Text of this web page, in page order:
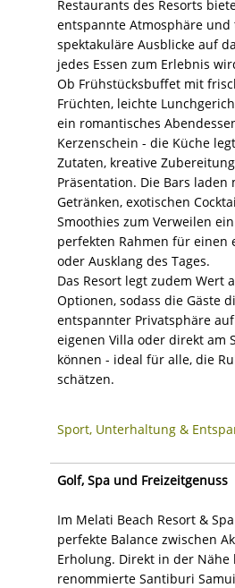
Restaurants des Resorts
entspannte Atmosphäre und
spektakuläre Ausblicke auf
jedes Essen zum Erlebnis
Ob Frühstücksbuffet mit
Früchten, leichte
ein romantisches
Kerzenschein - die Küche
Zutaten, kreative
Präsentation. Die Bars
Getränken, exotischen
Smoothies zum Verweilen
perfekten Rahmen für einen
oder Ausklang des Tages.
Das Resort legt zudem Wert
Optionen, sodass die Gäste
entspannter Privatsphäre
eigenen Villa oder direkt am
können - ideal für alle, die
schätzen.
Sport, Unterhaltung &
Golf, Spa und Freizeitgenuss
Im Melati Beach Resort &
perfekte Balance zwischen
Erholung. Direkt in der Nähe
renommierte Santiburi